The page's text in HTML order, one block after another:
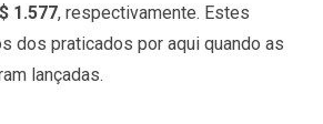
1.577, respectivamente. Estes
dos praticados por aqui quando as
lançadas.